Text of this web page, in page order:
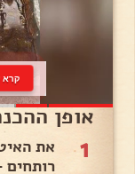
קרא
אופן
1
את